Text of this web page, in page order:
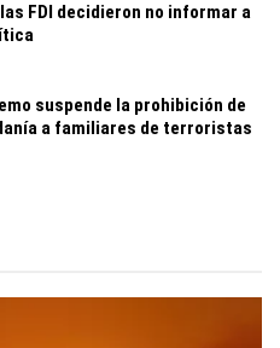
FDI decidieron no informar a
suspende la prohibición de
a familiares de terroristas